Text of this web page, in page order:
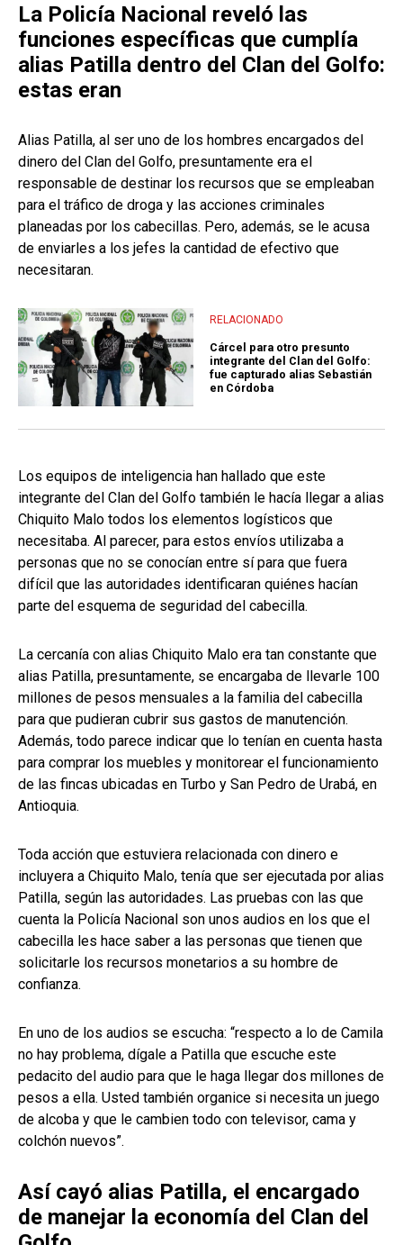
La Policía Nacional reveló las
funciones específicas que cumplía
alias Patilla dentro del Clan del Golfo:
estas eran
Alias Patilla, al ser uno de los hombres encargados del
dinero del Clan del Golfo, presuntamente era el
responsable de destinar los recursos que se empleaban
para el tráfico de droga y las acciones criminales
planeadas por los cabecillas. Pero, además, se le acusa
de enviarles a los jefes la cantidad de efectivo que
necesitaran.
RELACIONADO
Cárcel para otro presunto
integrante del Clan del Golfo:
fue capturado alias Sebastián
en Córdoba
Los equipos de inteligencia han hallado que este
integrante del Clan del Golfo también le hacía llegar a alias
Chiquito Malo todos los elementos logísticos que
necesitaba. Al parecer, para estos envíos utilizaba a
personas que no se conocían entre sí para que fuera
difícil que las autoridades identificaran quiénes hacían
parte del esquema de seguridad del cabecilla.
La cercanía con alias Chiquito Malo era tan constante que
alias Patilla, presuntamente, se encargaba de llevarle 100
millones de pesos mensuales a la familia del cabecilla
para que pudieran cubrir sus gastos de manutención.
Además, todo parece indicar que lo tenían en cuenta hasta
para comprar los muebles y monitorear el funcionamiento
de las fincas ubicadas en Turbo y San Pedro de Urabá, en
Antioquia.
Toda acción que estuviera relacionada con dinero e
incluyera a Chiquito Malo, tenía que ser ejecutada por alias
Patilla, según las autoridades. Las pruebas con las que
cuenta la Policía Nacional son unos audios en los que el
cabecilla les hace saber a las personas que tienen que
solicitarle los recursos monetarios a su hombre de
confianza.
En uno de los audios se escucha: “respecto a lo de Camila
no hay problema, dígale a Patilla que escuche este
pedacito del audio para que le haga llegar dos millones de
pesos a ella. Usted también organice si necesita un juego
de alcoba y que le cambien todo con televisor, cama y
colchón nuevos”.
Así cayó alias Patilla, el encargado
de manejar la economía del Clan del